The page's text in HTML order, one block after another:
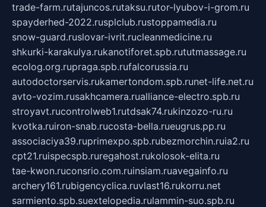
trade-farm.rutajuncos.rutaksu.rutor-lyubov-i-grom.ru
spayderhed-2022.rusplclub.rustoppamedia.ru
snow-guard.ruslovar-ivrit.rucleanmedicine.ru
shkurki-karakulya.rukanotiforet.spb.rututmassage.ru
ecolog.org.rupraga.spb.rufalcorussia.ru
autodoctorservis.rukamertondom.spb.runet-life.net.ru
avto-vozim.rusakhcamera.rualliance-electro.spb.ru
stroyavt.rucontrolweb1.rutdsak74.rukinzozo-ru.ru
kvotka.ruiron-snab.rucosta-bella.rueugrus.pp.ru
associaciya39.ruprimexpo.spb.rubezmorchin.ruia2.ru
cpt21.ruispecspb.ruregahost.rukolosok-elita.ru
tae-kwon.ruconsrio.com.ruinsiam.ruavegainfo.ru
archery161.rubigencyclica.ruvlast16.rukorru.net
sarmiento.spb.suextelopedia.rulammin-suo.spb.ru